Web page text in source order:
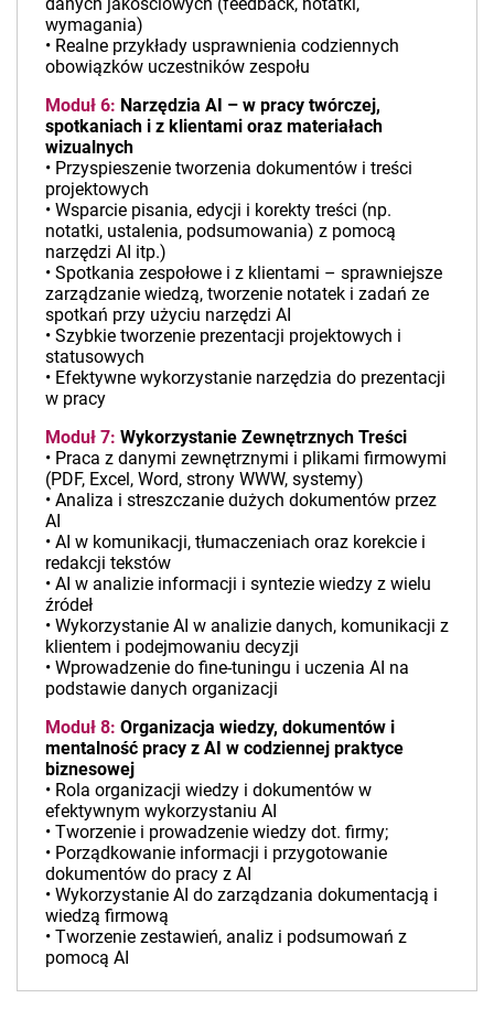
wymagania)
• Realne przykłady usprawnienia codziennych
obowiązków uczestników zespołu
Moduł 6: Narzędzia AI – w pracy twórczej,
spotkaniach i z klientami oraz materiałach
wizualnych
• Przyspieszenie tworzenia dokumentów i treści
projektowych
• Wsparcie pisania, edycji i korekty treści (np.
notatki, ustalenia, podsumowania) z pomocą
narzędzi AI itp.)
• Spotkania zespołowe i z klientami – sprawniejsze
zarządzanie wiedzą, tworzenie notatek i zadań ze
spotkań przy użyciu narzędzi AI
• Szybkie tworzenie prezentacji projektowych i
statusowych
• Efektywne wykorzystanie narzędzia do prezentacji
w pracy
Moduł 7: Wykorzystanie Zewnętrznych Treści
• Praca z danymi zewnętrznymi i plikami firmowymi
(PDF, Excel, Word, strony WWW, systemy)
• Analiza i streszczanie dużych dokumentów przez
AI
• AI w komunikacji, tłumaczeniach oraz korekcie i
redakcji tekstów
• AI w analizie informacji i syntezie wiedzy z wielu
źródeł
• Wykorzystanie AI w analizie danych, komunikacji z
klientem i podejmowaniu decyzji
• Wprowadzenie do fine-tuningu i uczenia AI na
podstawie danych organizacji
Moduł 8: Organizacja wiedzy, dokumentów i
mentalność pracy z AI w codziennej praktyce
biznesowej
• Rola organizacji wiedzy i dokumentów w
efektywnym wykorzystaniu AI
• Tworzenie i prowadzenie wiedzy dot. firmy;
• Porządkowanie informacji i przygotowanie
dokumentów do pracy z AI
• Wykorzystanie AI do zarządzania dokumentacją i
wiedzą firmową
• Tworzenie zestawień, analiz i podsumowań z
pomocą AI